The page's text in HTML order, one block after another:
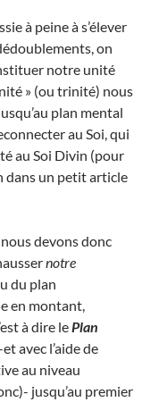
à peine à s’élever
on
notre unité
» (ou trinité) nous
plan mental
au Soi, qui
au Soi Divin (pour
dans un petit article
devons donc
notre
du plan
en montant,
à dire le Plan
avec l’aide de
au niveau
jusqu’au premier